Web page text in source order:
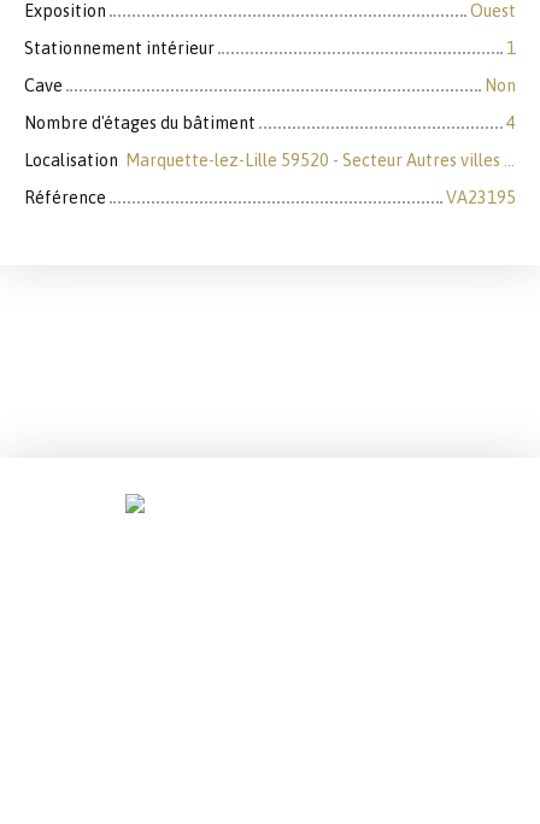
Exposition
Ouest
Stationnement intérieur
1
Cave
Non
Nombre d'étages du bâtiment
4
Localisation
Marquette-lez-Lille 59520 - Secteur Autres villes du Nord
Référence
VA23195